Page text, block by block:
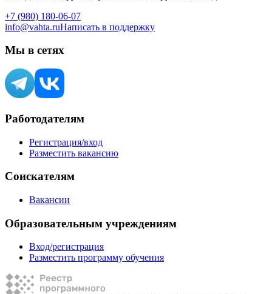
+7 (980) 180-06-07
info@vahta.ruНаписать в поддержку
Мы в сетях
Работодателям
Регистрация/вход
Разместить вакансию
Соискателям
Вакансии
Образовательным учреждениям
Вход/регистрация
Разместить программу обучения